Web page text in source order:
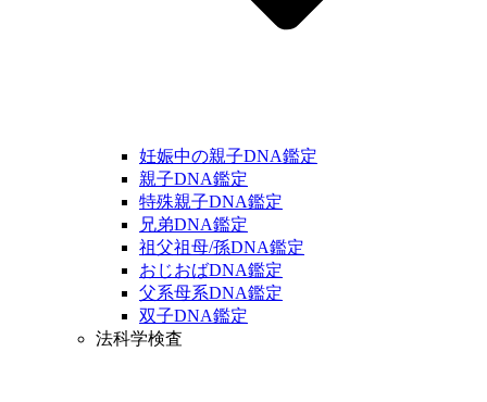
妊娠中の親子DNA鑑定
親子DNA鑑定
特殊親子DNA鑑定
兄弟DNA鑑定
祖父祖母/孫DNA鑑定
おじおばDNA鑑定
父系母系DNA鑑定
双子DNA鑑定
法科学検査